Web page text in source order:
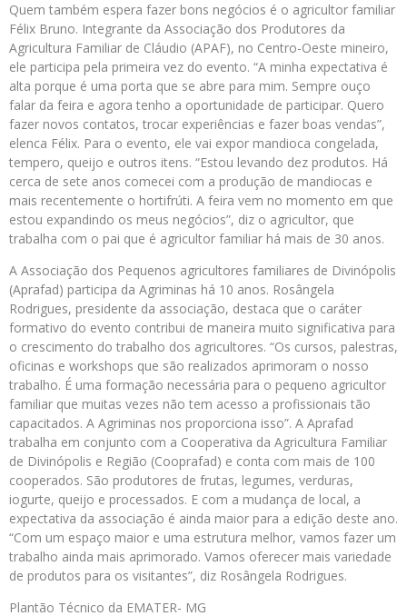
Quem também espera fazer bons negócios é o agricultor familiar
Félix Bruno. Integrante da Associação dos Produtores da
Agricultura Familiar de Cláudio (APAF), no Centro-Oeste mineiro,
ele participa pela primeira vez do evento. “A minha expectativa é
alta porque é uma porta que se abre para mim. Sempre ouço
falar da feira e agora tenho a oportunidade de participar. Quero
fazer novos contatos, trocar experiências e fazer boas vendas”,
elenca Félix. Para o evento, ele vai expor mandioca congelada,
tempero, queijo e outros itens. “Estou levando dez produtos. Há
cerca de sete anos comecei com a produção de mandiocas e
mais recentemente o hortifrúti. A feira vem no momento em que
estou expandindo os meus negócios”, diz o agricultor, que
trabalha com o pai que é agricultor familiar há mais de 30 anos.
A Associação dos Pequenos agricultores familiares de Divinópolis
(Aprafad) participa da Agriminas há 10 anos. Rosângela
Rodrigues, presidente da associação, destaca que o caráter
formativo do evento contribui de maneira muito significativa para
o crescimento do trabalho dos agricultores. “Os cursos, palestras,
oficinas e workshops que são realizados aprimoram o nosso
trabalho. É uma formação necessária para o pequeno agricultor
familiar que muitas vezes não tem acesso a profissionais tão
capacitados. A Agriminas nos proporciona isso”. A Aprafad
trabalha em conjunto com a Cooperativa da Agricultura Familiar
de Divinópolis e Região (Cooprafad) e conta com mais de 100
cooperados. São produtores de frutas, legumes, verduras,
iogurte, queijo e processados. E com a mudança de local, a
expectativa da associação é ainda maior para a edição deste ano.
“Com um espaço maior e uma estrutura melhor, vamos fazer um
trabalho ainda mais aprimorado. Vamos oferecer mais variedade
de produtos para os visitantes”, diz Rosângela Rodrigues.
Plantão Técnico da EMATER- MG